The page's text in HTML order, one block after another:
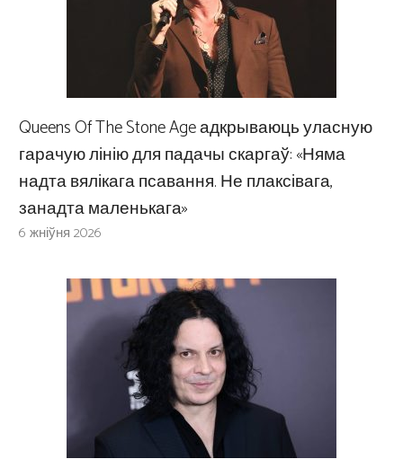
Queens Of The Stone Age адкрываюць уласную
гарачую лінію для падачы скаргаў: «Няма
надта вялікага псавання. Не плаксівага,
занадта маленькага»
6 жніўня 2026